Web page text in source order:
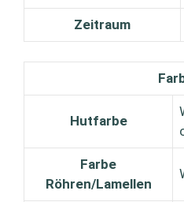
Zeitraum
Hutfarbe
Farbe
Röhren/Lamellen